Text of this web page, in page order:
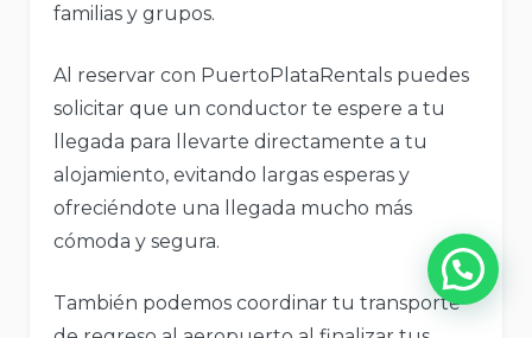
familias y grupos.
Al reservar con PuertoPlataRentals puedes
solicitar que un conductor te espere a tu
llegada para llevarte directamente a tu
alojamiento, evitando largas esperas y
ofreciéndote una llegada mucho más
cómoda y segura.
También podemos coordinar tu transporte